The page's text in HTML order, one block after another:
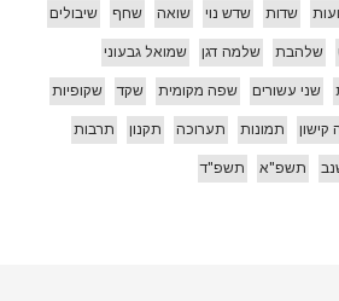
שדות שדש נוי שואה שחף שיבולים
שלהבת שלמה דגן שמואל גבעוני
שני עשורים שפה מקומית שקד שקופיות
תמונות תערוכה תקנון תרבות
תשפ"א תשפ"ד